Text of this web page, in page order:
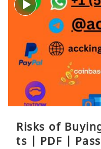
Risks of
ts | PDF |